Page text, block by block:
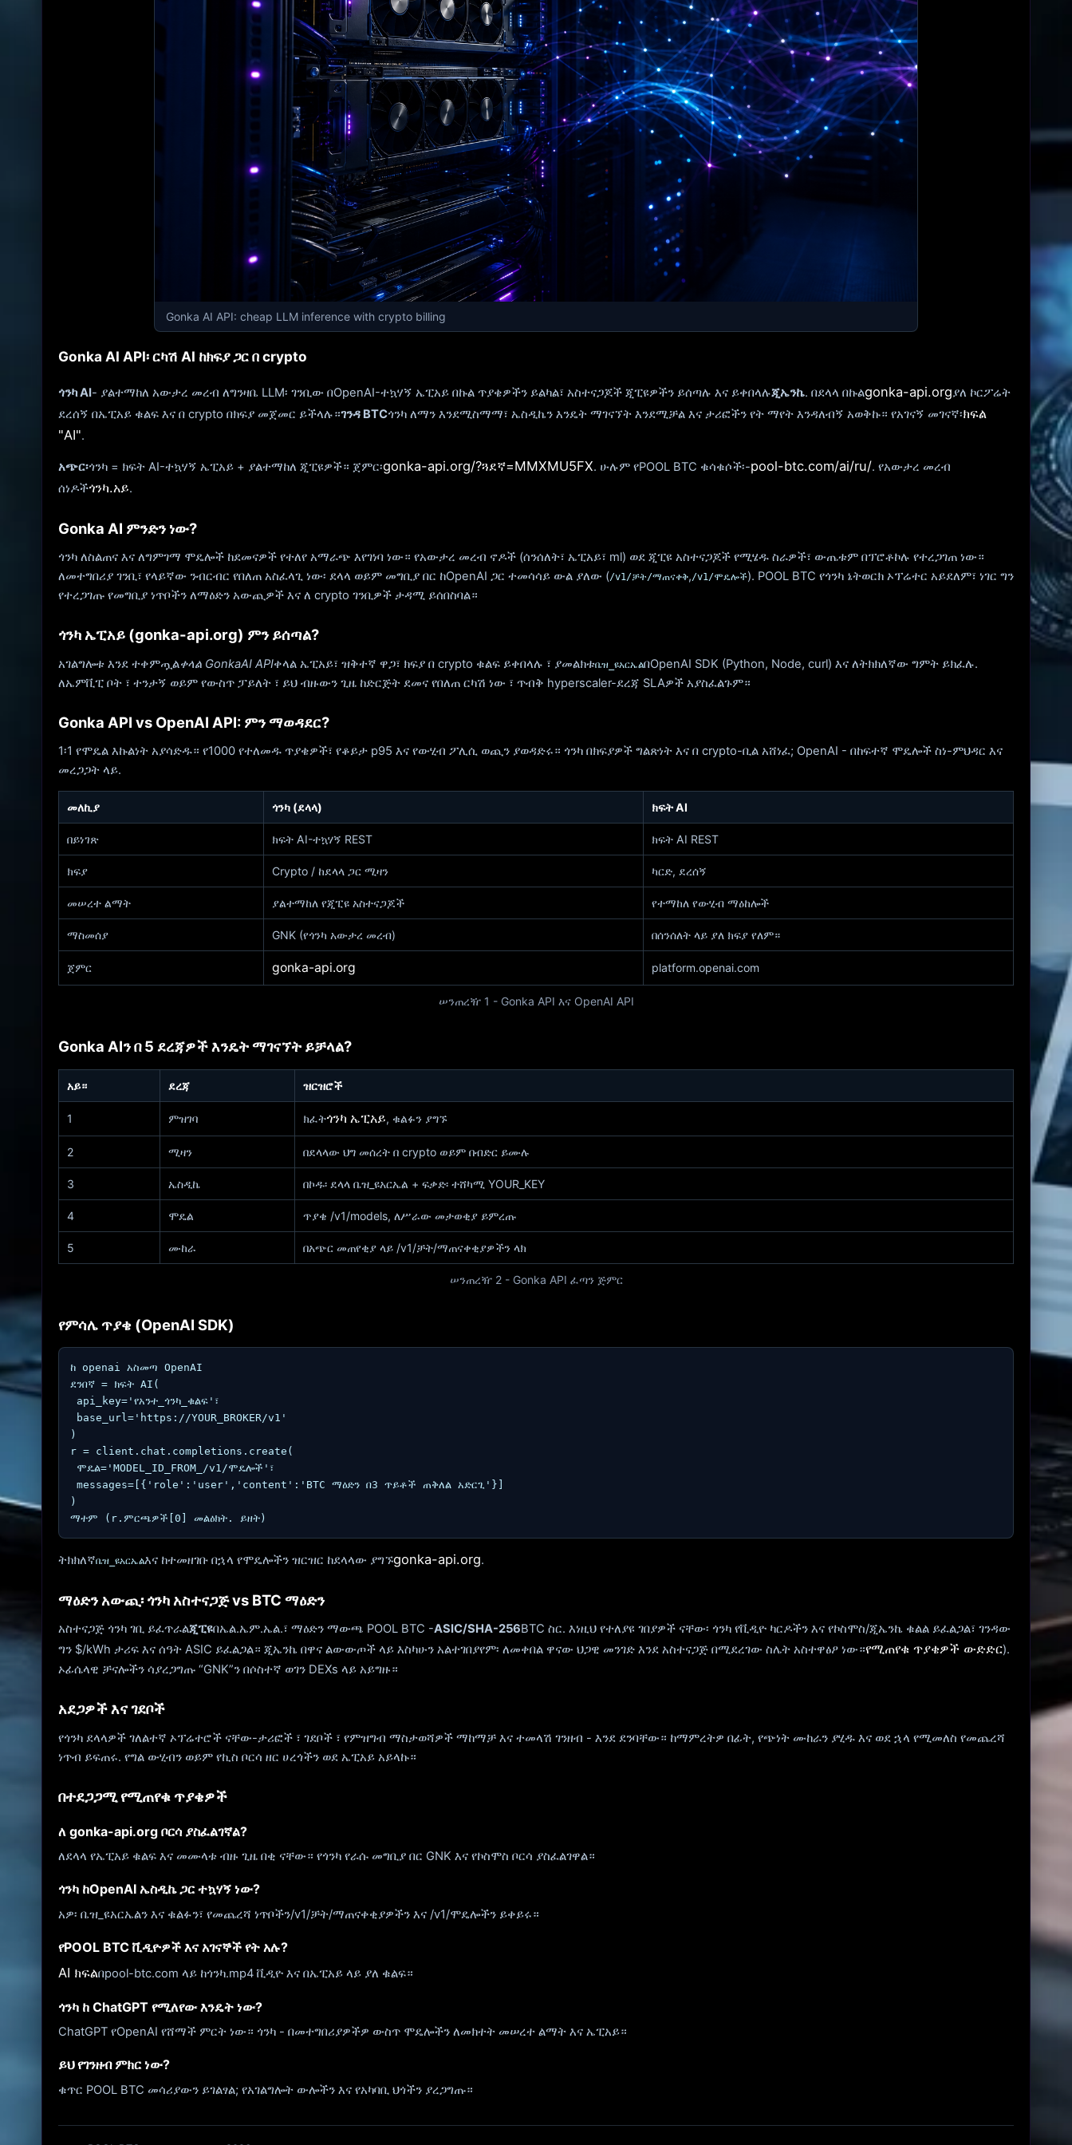
Gonka AI API: cheap LLM inference with crypto billing
Gonka AI API፡ ርካሽ AI ከክፍያ ጋር በ crypto
ጎንካ AI- ያልተማከለ አውታረ መረብ ለግንዛቤ LLM፡ ገንቢው በOpenAI-ተኳሃኝ ኤፒአይ በኩል ጥያቄዎችን ይልካል፣ አስተናጋጆች ጂፒዩዎችን ይሰጣሉ እና ይቀበላሉጂኤንኬ. በደላላ በኩልgonka-api.orgያለ ኮርፖሬት
ደረሰኝ በኤፒአይ ቁልፍ እና በ crypto በክፍያ መጀመር ይችላሉ።ገንዳ BTCጎንካ ለማን እንደሚስማማ፣ ኤስዲኬን እንዴት ማገናኘት እንደሚቻል እና ታሪፎችን የት ማየት እንዳለብኝ አወቅኩ። የአገናኝ መገናኛ፡ክፍል
"AI".
አጭር፡ጎንካ = ክፍት AI-ተኳሃኝ ኤፒአይ + ያልተማከለ ጂፒዩዎች። ጀምር፡gonka-api.org/?ጓደኛ=MMXMU5FX. ሁሉም የPOOL BTC ቁሳቁሶች፡-pool-btc.com/ai/ru/. የአውታረ መረብ
ሰነዶችጎንካ.አይ.
Gonka AI ምንድን ነው?
ጎንካ ለስልጠና እና ለግምገማ ሞዴሎች ከደመናዎች የተለየ አማራጭ እየገነባ ነው። የአውታረ መረብ ኖዶች (ሰንሰለት፣ ኤፒአይ፣ ml) ወደ ጂፒዩ አስተናጋጆች የሚሄዱ ስራዎች፣ ውጤቱም በፕሮቶኮሉ የተረጋገጠ ነው።
ለመተግበሪያ ገንቢ፣ የላይኛው ንብርብር የበለጠ አስፈላጊ ነው፡ ደላላ ወይም መግቢያ በር ከOpenAI ጋር ተመሳሳይ ውል ያለው (/v1/ቻት/ማጠናቀቅ,/v1/ሞዴሎች). POOL BTC የጎንካ ኔትወርክ ኦፕሬተር አይደለም፣ ነገር ግን
የተረጋገጡ የመግቢያ ነጥቦችን ለማዕድን አውጪዎች እና ለ crypto ገንቢዎች ታዳሚ ይሰበስባል።
ጎንካ ኤፒአይ (gonka-api.org) ምን ይሰጣል?
አገልግሎቱ እንደ ተቀምጧልቀላል GonkaAI APIቀላል ኤፒአይ፣ ዝቅተኛ ዋጋ፣ ክፍያ በ crypto ቁልፍ ይቀበላሉ ፣ ያመልክቱቤዝ_ዩአርኤልበOpenAI SDK (Python, Node, curl) እና ለትክክለኛው ግምት ይክፈሉ.
ለኤምቪፒ ቦት ፣ ተንታኝ ወይም የውስጥ ፓይለት ፣ ይህ ብዙውን ጊዜ ከድርጅት ደመና የበለጠ ርካሽ ነው ፣ ጥብቅ hyperscaler-ደረጃ SLAዎች አያስፈልጉም።
Gonka API vs OpenAI API: ምን ማወዳደር?
1፡1 የሞዴል እኩልነት አያሳድዱ። የ1000 የተለመዱ ጥያቄዎች፣ የቆይታ p95 እና የውሂብ ፖሊሲ ​​ወጪን ያወዳድሩ። ጎንካ በክፍያዎች ግልጽነት እና በ crypto-ቢል አሸነፈ; OpenAI - በከፍተኛ ሞዴሎች ስነ-ምህዳር እና
መረጋጋት ላይ.
ሠንጠረዥ 1 - Gonka API እና OpenAI API
መለኪያ ጎንካ (ደላላ) ክፍት AI
በይነገጽ ክፍት AI-ተኳሃኝ REST ክፍት AI REST
ክፍያ Crypto / ከደላላ ጋር ሚዛን ካርድ, ደረሰኝ
መሠረተ ልማት ያልተማከለ የጂፒዩ አስተናጋጆች የተማከለ የውሂብ ማዕከሎች
ማስመሰያ GNK (የጎንካ አውታረ መረብ) በሰንሰለት ላይ ያለ ክፍያ የለም።
ጀምር gonka-api.org platform.openai.com
Gonka AIን በ 5 ደረጃዎች እንዴት ማገናኘት ይቻላል?
ሠንጠረዥ 2 - Gonka API ፈጣን ጅምር
አይ። ደረጃ ዝርዝሮች
1 ምዝገባ ክፈትጎንካ ኤፒአይ, ቁልፉን ያግኙ
2 ሚዛን በደላላው ህግ መሰረት በ crypto ወይም በብድር ይሙሉ
3 ኤስዲኬ በኮዱ፡ ደላላ ቤዝ_ዩአርኤል + ፍቃድ፡ ተሸካሚ YOUR_KEY
4 ሞዴል ጥያቄ /v1/models, ለሥራው መታወቂያ ይምረጡ
5 ሙከራ በአጭር መጠየቂያ ላይ /v1/ቻት/ማጠናቀቂያዎችን ላክ
የምሳሌ ጥያቄ (OpenAI SDK)
ከ openai አስመጣ OpenAI
ደንበኛ = ክፍት AI(
api_key='የአንተ_ጎንካ_ቁልፍ'፣
base_url='https://YOUR_BROKER/v1'
)
r = client.chat.completions.create(
ሞዴል='MODEL_ID_FROM_/v1/ሞዴሎች'፣
messages=[{'role':'user','content':'BTC ማዕድን በ3 ጥይቶች ጠቅለል አድርጊ'}]
)
ማተም (r.ምርጫዎች[0] መልዕክት. ይዘት)
ትክክለኛቤዝ_ዩአርኤልእና ከተመዘገቡ በኋላ የሞዴሎችን ዝርዝር ከደላላው ያግኙgonka-api.org.
ማዕድን አውጪ፡ ጎንካ አስተናጋጅ vs BTC ማዕድን
አስተናጋጅ ጎንካ ገቢ ይፈጥራልጂፒዩበኤል.ኤም.ኤል.፣ ማዕድን ማውጫ POOL BTC -ASIC/SHA-256BTC ስር. እነዚህ የተለያዩ ገበያዎች ናቸው፡ ጎንካ የቪዲዮ ካርዶችን እና የኮስሞስ/ጂኤንኬ ቁልል ይፈልጋል፣ ገንዳው
ግን $/kWh ታሪፍ እና ሰዓት ASIC ይፈልጋል። ጂኤንኬ በዋና ልውውጦች ላይ እስካሁን አልተገበያየም፡ ለመቀበል ዋናው ህጋዊ መንገድ እንደ አስተናጋጅ በሚደረገው ስሌት አስተዋፅዖ ነው።የሚጠየቁ ጥያቄዎች ውድድር).
ኦፊሴላዊ ቻናሎችን ሳያረጋግጡ “GNK”ን በሶስተኛ ወገን DEXs ላይ አይግዙ።
አደጋዎች እና ገደቦች
የጎንካ ደላላዎች ገለልተኛ ኦፕሬተሮች ናቸው-ታሪፎች ፣ ገደቦች ፣ የምዝግብ ማስታወሻዎች ማከማቻ እና ተመላሽ ገንዘብ - እንደ ደንባቸው። ከማምረትዎ በፊት, የጭነት ሙከራን ያሂዱ እና ወደ ኋላ የሚመለስ የመጨረሻ
ነጥብ ይፍጠሩ. የግል ውሂብን ወይም የኪስ ቦርሳ ዘር ሀረጎችን ወደ ኤፒአይ አይላኩ።
በተደጋጋሚ የሚጠየቁ ጥያቄዎች
ለ gonka-api.org ቦርሳ ያስፈልገኛል?
ለደላላ የኤፒአይ ቁልፍ እና መሙላቱ ብዙ ጊዜ በቂ ናቸው። የጎንካ የራሱ መግቢያ በር GNK እና የኮስሞስ ቦርሳ ያስፈልገዋል።
ጎንካ ከOpenAI ኤስዲኬ ጋር ተኳሃኝ ነው?
አዎ፡ ቤዝ_ዩአርኤልን እና ቁልፉን፣ የመጨረሻ ነጥቦችን/v1/ቻት/ማጠናቀቂያዎችን እና /v1/ሞዴሎችን ይቀይሩ።
የPOOL BTC ቪዲዮዎች እና አገናኞች የት አሉ?
AI ክፍልበpool-btc.com ላይ ከጎንካ.mp4 ቪዲዮ እና በኤፒአይ ላይ ያለ ቁልፍ።
ጎንካ ከ ChatGPT የሚለየው እንዴት ነው?
ChatGPT የOpenAI የሸማች ምርት ነው። ጎንካ - በመተግበሪያዎችዎ ውስጥ ሞዴሎችን ለመክተት መሠረተ ልማት እና ኤፒአይ።
ይህ የገንዘብ ምክር ነው?
ቁጥር POOL BTC መሳሪያውን ይገልፃል; የአገልግሎት ውሎችን እና የአካባቢ ህጎችን ያረጋግጡ።